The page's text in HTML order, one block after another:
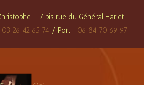
- 7 bis rue du Général Harlet -
03 26 42 65 74 / Port : 06 84 70 69 97